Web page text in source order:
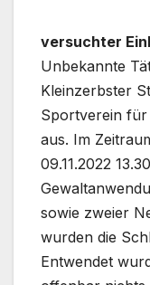
versuchter
Unbekannte
Kleinzerbster
Sportverein für
aus. Im
09.11.2022
sowie zweier
wurden die
Entwendet